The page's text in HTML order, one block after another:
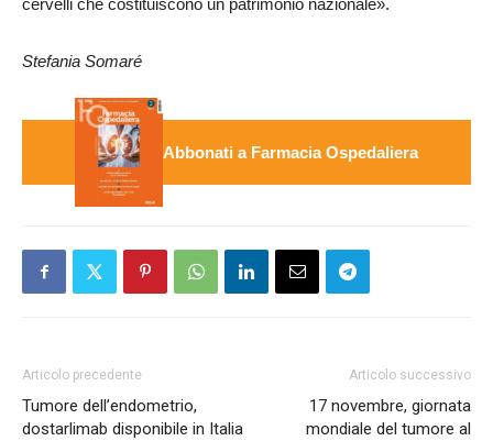
cervelli che costituiscono un patrimonio nazionale».
Stefania Somaré
Abbonati a Farmacia Ospedaliera
Articolo precedente
Tumore dell’endometrio,
dostarlimab disponibile in Italia
Articolo successivo
17 novembre, giornata
mondiale del tumore al